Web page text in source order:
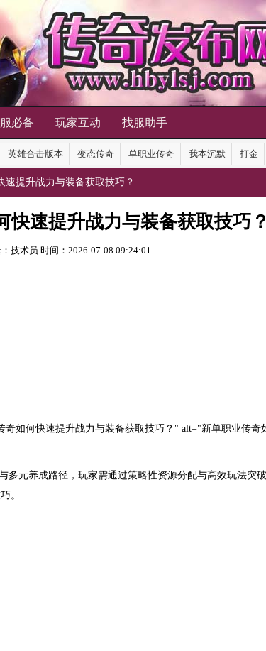
必备 玩家互动 找服助手
英雄合击版本 变态传奇 单职业传奇 我本沉默 打金
速提升战力与装备获取技巧？
快速提升战力与装备获取技巧？
技术员 时间：2026-07-08 09:24:01
奇如何快速提升战力与装备获取技巧？" alt="新单职业传奇
多元养成路径，玩家需通过策略性资源分配与高效玩法突
。